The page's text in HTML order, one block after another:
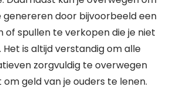
door bijvoorbeeld een
of spullen te verkopen die je niet
is altijd verstandig om alle
zorgvuldig te overwegen
geld van je ouders te lenen.